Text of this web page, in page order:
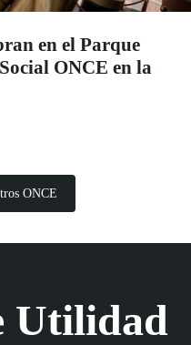
en el Parque
ONCE en la
ONCE
Utilidad